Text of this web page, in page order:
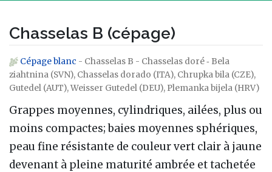
Chasselas B (cépage)
Aller à :navigation,rechercher
Cépage blanc - Chasselas B - Chasselas doré ‐ Bela
ziahtnina (SVN), Chasselas dorado (ITA), Chrupka bila (CZE),
Gutedel (AUT), Weisser Gutedel (DEU), Plemanka bijela (HRV)
Grappes moyennes, cylindriques, ailées, plus ou
moins compactes; baies moyennes sphériques,
peau fine résistante de couleur vert clair à jaune
devenant à pleine maturité ambrée et tachetée